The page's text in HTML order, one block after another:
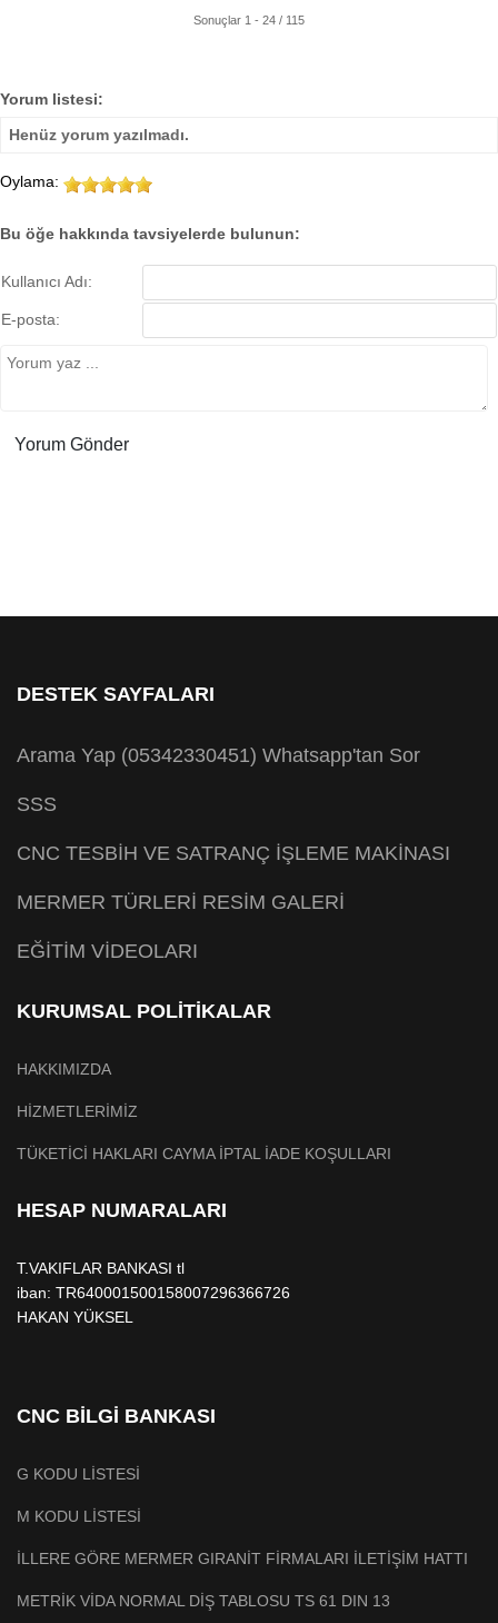
Sonuçlar 1 - 24 / 115
Yorum listesi:
Henüz yorum yazılmadı.
Oylama:
Bu öğe hakkında tavsiyelerde bulunun:
Kullanıcı Adı:
E-posta:
DESTEK SAYFALARI
Arama Yap (05342330451) Whatsapp'tan Sor
SSS
CNC TESBİH VE SATRANÇ İŞLEME MAKİNASI
MERMER TÜRLERİ RESİM GALERİ
EĞİTİM VİDEOLARI
KURUMSAL POLİTİKALAR
HAKKIMIZDA
HİZMETLERİMİZ
TÜKETİCİ HAKLARI CAYMA İPTAL İADE KOŞULLARI
HESAP NUMARALARI
T.VAKIFLAR BANKASI tl
iban: TR640001500158007296366726
HAKAN YÜKSEL
CNC BİLGİ BANKASI
G KODU LİSTESİ
M KODU LİSTESİ
İLLERE GÖRE MERMER GIRANİT FİRMALARI İLETİŞİM HATTI
METRİK VİDA NORMAL DİŞ TABLOSU TS 61 DIN 13